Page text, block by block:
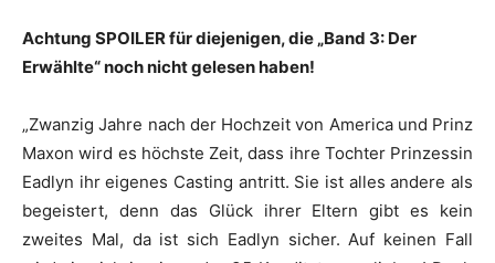
Achtung SPOILER für diejenigen, die „Band 3: Der
Erwählte“ noch nicht gelesen haben!
„Zwanzig Jahre nach der Hochzeit von America und Prinz
Maxon wird es höchste Zeit, dass ihre Tochter Prinzessin
Eadlyn ihr eigenes Casting antritt. Sie ist alles andere als
begeistert, denn das Glück ihrer Eltern gibt es kein
zweites Mal, da ist sich Eadlyn sicher. Auf keinen Fall